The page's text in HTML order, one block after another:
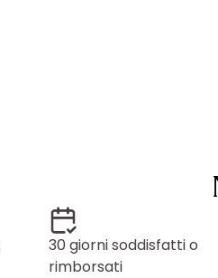
30 giorni soddisfatti o
rimborsati